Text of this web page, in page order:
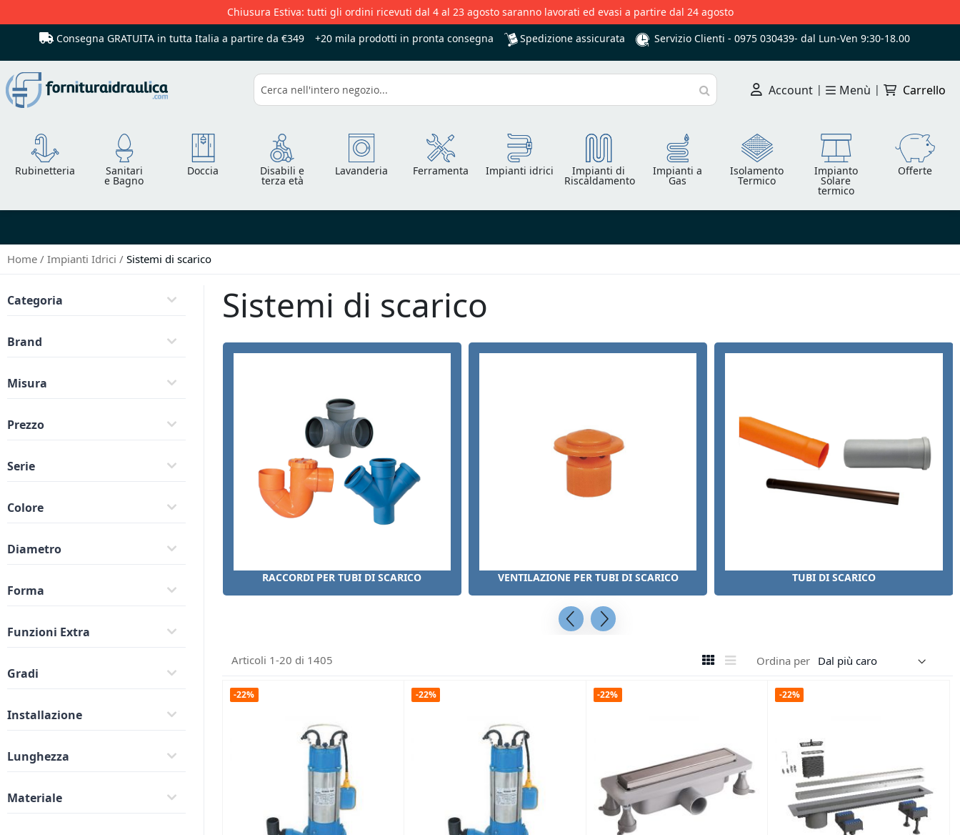
Chiusura Estiva: tutti gli ordini ricevuti dal 4 al 23 agosto saranno lavorati ed evasi a partire dal 24 agosto
Consegna GRATUITA in tutta Italia a partire da €349 +20 mila prodotti in pronta consegna Spedizione assicurata Servizio Clienti - 0975 030439- dal Lun-Ven 9:30-18.00
Cerca
Cerca
Account | Menù | Carrello
Rubinetteria Sanitari
e Bagno
Doccia Disabili e
terza età
Lavanderia Ferramenta Impianti idrici Impianti di
Riscaldamento
Impianti a
Gas
Isolamento
Termico
Impianto
Solare
termico
Offerte
Home Impianti Idrici Sistemi di scarico
Sistemi di scarico
RACCORDI PER TUBI DI SCARICO VENTILAZIONE PER TUBI DI SCARICO TUBI DI SCARICO
Mostra
come
GrigliaLista
Articoli 1-20 di 1405 Ordina per
-22% -22% -22% -22%
Categoria
Brand
Misura
Prezzo
Serie
Colore
Diametro
Forma
Funzioni Extra
Gradi
Installazione
Lunghezza
Materiale